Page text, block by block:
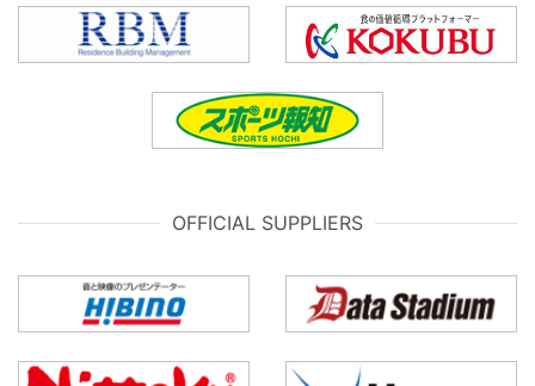
OFFICIAL SUPPLIERS